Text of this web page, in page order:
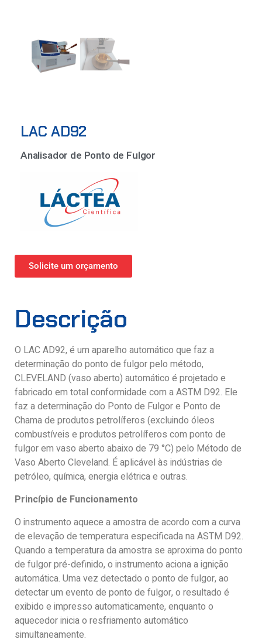
LAC AD92
Analisador de Ponto de Fulgor
Solicite um orçamento
Descrição
O LAC AD92, é um aparelho automático que faz a
determinação do ponto de fulgor pelo método,
CLEVELAND (vaso aberto) automático é projetado e
fabricado em total conformidade com a ASTM D92. Ele
faz a determinação do Ponto de Fulgor e Ponto de
Chama de produtos petrolíferos (excluindo óleos
combustíveis e produtos petrolíferos com ponto de
fulgor em vaso aberto abaixo de 79 °C) pelo Método de
Vaso Aberto Cleveland. É aplicável às indústrias de
petróleo, química, energia elétrica e outras.
Princípio de Funcionamento
O instrumento aquece a amostra de acordo com a curva
de elevação de temperatura especificada na ASTM D92.
Quando a temperatura da amostra se aproxima do ponto
de fulgor pré-definido, o instrumento aciona a ignição
automática. Uma vez detectado o ponto de fulgor, ao
detectar um evento de ponto de fulgor, o resultado é
exibido e impresso automaticamente, enquanto o
aquecedor inicia o resfriamento automático
simultaneamente.